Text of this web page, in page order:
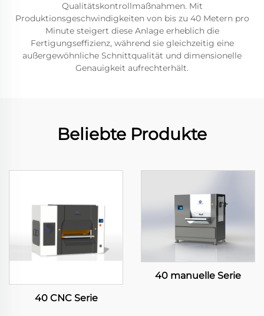
Qualitätskontrollmaßnahmen. Mit
Produktionsgeschwindigkeiten von bis zu 40 Metern pro
Minute steigert diese Anlage erheblich die
Fertigungseffizienz, während sie gleichzeitig eine
außergewöhnliche Schnittqualität und dimensionelle
Genauigkeit aufrechterhält.
Beliebte Produkte
40 CNC Serie
40 manuelle Serie